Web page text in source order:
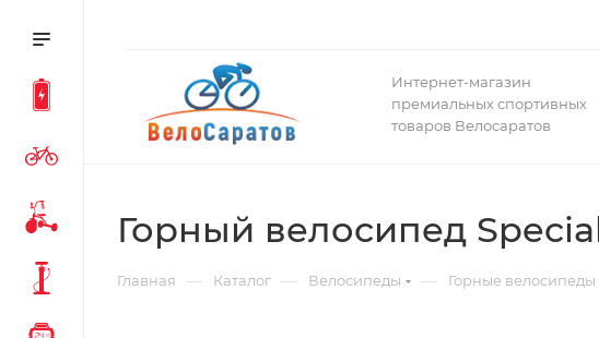
Интернет-магазин
премиальных спортивных
товаров Велосаратов
Горный велосипед
Главная — Каталог — Велосипеды — Горные велосипеды